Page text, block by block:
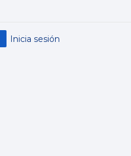
Inicia sesión